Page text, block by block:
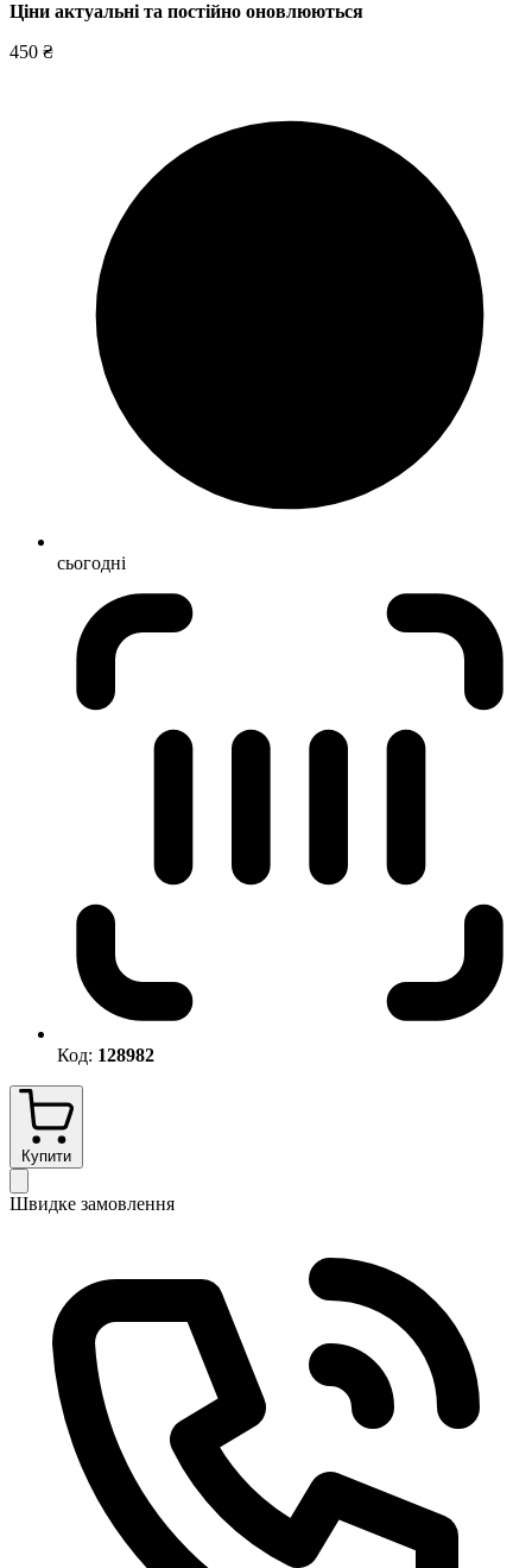
Ціни актуальні та постійно оновлюються
450 ₴
сьогодні
Код: 128982
Купити
Швидке замовлення